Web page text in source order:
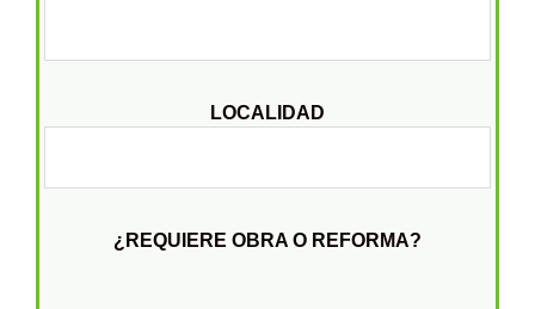
LOCALIDAD
¿REQUIERE OBRA O REFORMA?